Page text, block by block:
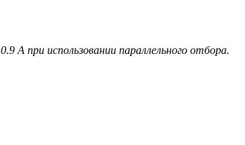
А при использовании параллельного отбора.